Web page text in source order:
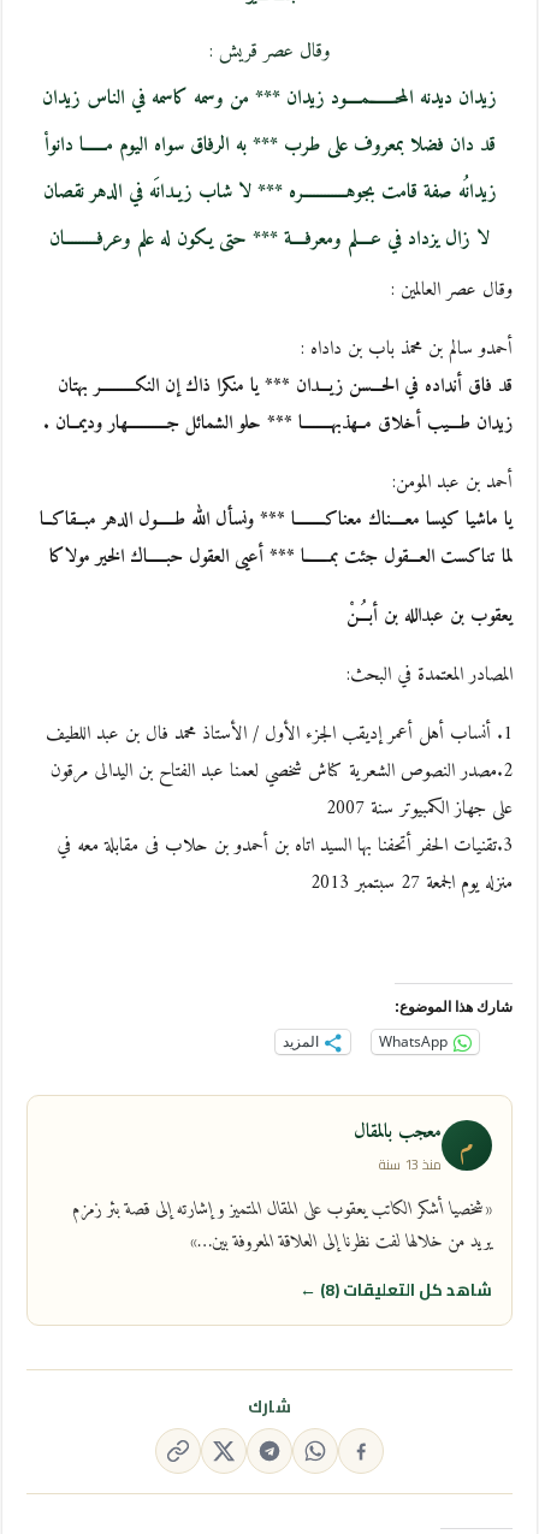
وقال عصر قريش :
زيدان ديدنه المحـــــــمــــود زيدان *** من وسمه كاسمه في الناس زيدان
قد دان فضلا بمعروف على طرب *** به الرفاق سواه اليوم مــــــا دانواْ
زيدانُه صفة قامت بجوهــــــــــــره *** لا شاب زيـدانَه في الدهر نقصان
لا زال يزداد في عــــلم ومعرفــــة *** حتى يـكون له علم وعرفـــــــــان
وقال عصر العالمين :
أحمدو سالم بن محمذ باب بن داداه :
قد فاق أنداده في الحـــسن زيـــدان *** يا منكرا ذاك إن النكــــــــــر بهتان
زيدان طـــيب أخلاق مــهذبهــــــــا *** حلو الشمائل جـــــــــــهار وديمــان .
أحمد بن عبد المومن:
يا ماشيا كيسا معــــناك معناكــــــــا *** ونسأل الله طـــــول الدهر مبــقاكــا
لما تناكست العـــقول جئت بمـــــــا *** أعيى العقول حبـــــاك الخير مولاكا
يعقوب بن عبدالله بن أبـُــنْ
المصادر المعتمدة في البحث:
1. أنساب أهل أعمر إديقب الجزء الأول / الأستاذ محمد فال بن عبد اللطيف
2.مصدر النصوص الشعرية كناش شخصي لعمنا عبد الفتاح بن اليدالى مرقون
على جهاز الكمبيوتر سنة 2007
3.تقنيات الحفر أتحفنا بها السيد اتاه بن أحمدو بن حلاب فى مقابلة معه في
منزله يوم الجمعة 27 سبتمبر 2013
شارك هذا الموضوع:
WhatsApp المزيد
م معجب بالمقال
منذ 13 سنة
«شخصيا أشكر الكاتب يعقوب على المقال المتميز و إشارته إلى قصة بئر زمزم
يريد من خلالها لفت نظرنا إلى العلاقة المعروفة بين…»
شاهد كل التعليقات (8) ←
شارك